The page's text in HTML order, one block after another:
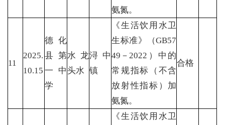
氨氮。
11
2025.
10.15
德化
县第
一中
学
水龙
头水
浔中
镇
《生活饮用水卫
生标准》（GB57
49－2022）中的
常规指标（不含
放射性指标）加
氨氮。
合格
《生活饮用水卫